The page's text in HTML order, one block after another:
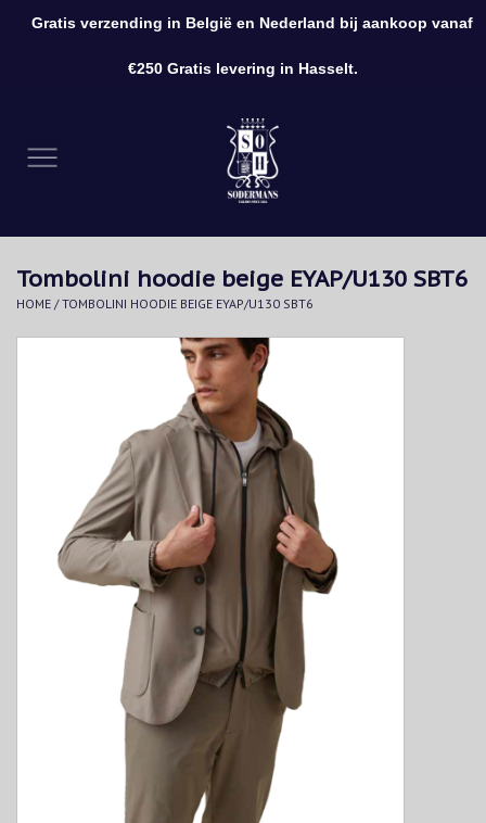
Kleding
Accessoires
Tombolini hoodie beige EYAP/U130 SBT6
HOME /TOMBOLINI HOODIE BEIGE EYAP/U130 SBT6
Gratis verzending in België en Nederland bij aankoop vanaf
€250 Gratis levering in Hasselt.